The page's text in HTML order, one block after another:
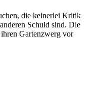
die keinerlei Kritik
Schuld sind. Die
Gartenzwerg vor